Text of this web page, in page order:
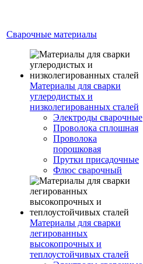
Сварочные материалы
Материалы для сварки
углеродистых и
низколегированных сталей
Электроды сварочные
Проволока сплошная
Проволока
порошковая
Прутки присадочные
Флюс сварочный
Материалы для сварки
легированных
высокопрочных и
теплоустойчивых сталей